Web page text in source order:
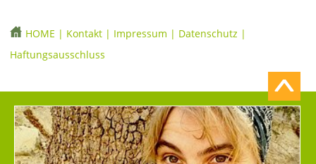
HOME | Kontakt | Impressum | Datenschutz |
Haftungsausschluss